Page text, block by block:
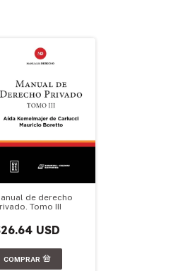
de derecho
Tomo III
USD